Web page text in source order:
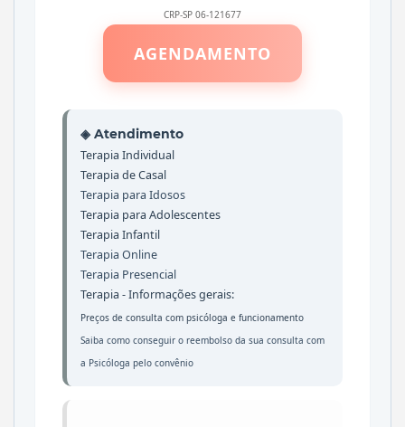
CRP-SP 06-121677
AGENDAMENTO
◈ Atendimento
Terapia Individual
Terapia de Casal
Terapia para Idosos
Terapia para Adolescentes
Terapia Infantil
Terapia Online
Terapia Presencial
Terapia - Informações gerais:
Preços de consulta com psicóloga e funcionamento
Saiba como conseguir o reembolso da sua consulta com
a Psicóloga pelo convênio